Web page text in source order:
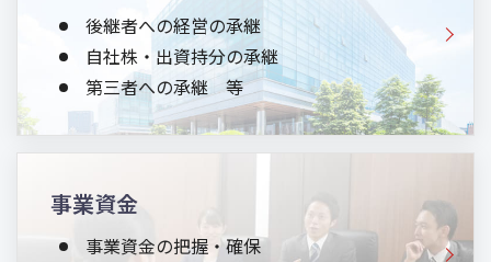
後継者への経営の承継
自社株・出資持分の承継
第三者への承継 等
事業資金
事業資金の把握・確保